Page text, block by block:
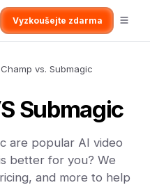
Vyzkoušejte zdarma
vs. Submagic
Submagic
are popular AI video
better for you? We
and more to help